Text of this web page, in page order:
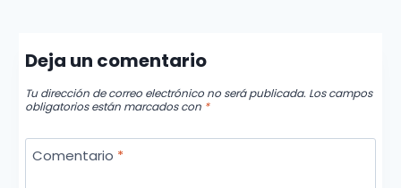
Deja un comentario
Tu dirección de correo electrónico no será publicada. Los campos
obligatorios están marcados con *
Comentario *